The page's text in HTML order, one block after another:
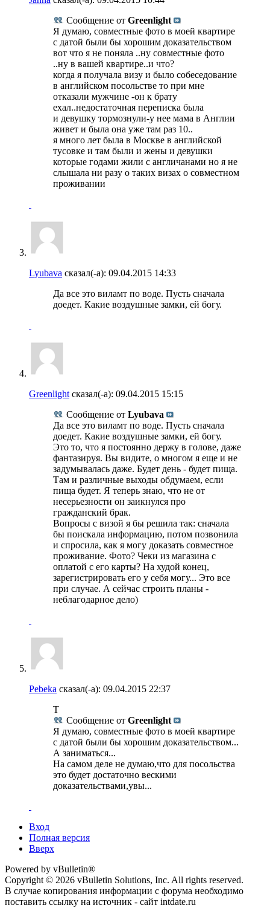
Сообщение от Greenlight
Я думаю, совместные фото в моей квартире
с датой были бы хорошим доказательством
вот что я не поняла ..ну совместные фото
..ну в вашей квартире..и что?
когда я получала визу и было собеседование
в английском посольстве то при мне
отказали мужчине -он к брату
ехал..недостаточная переписка была
и девушку тормознули-у нее мама в Англии
живет и была она уже там раз 10..
я много лет была в Москве в английской
тусовке и там были и жены и девушки
которые годами жили с англичанами но я не
слышала ни разу о таких визах о совместном
проживании
Lyubava сказал(-а): 09.04.2015 14:33
Да все это виламт по воде. Пусть сначала
доедет. Какие воздушные замки, ей богу.
Greenlight сказал(-а): 09.04.2015 15:15
Сообщение от Lyubava
Да все это виламт по воде. Пусть сначала
доедет. Какие воздушные замки, ей богу.
Это то, что я постоянно держу в голове, даже
фантазируя. Вы видите, о многом я еще и не
задумывалась даже. Будет день - будет пища.
Там и различные выходы обдумаем, если
пища будет. Я теперь знаю, что не от
несерьезности он заикнулся про
гражданский брак.
Вопросы с визой я бы решила так: сначала
бы поискала информацию, потом позвонила
и спросила, как я могу доказать совместное
проживание. Фото? Чеки из магазина с
оплатой с его карты? На худой конец,
зарегистрировать его у себя могу... Это все
при случае. А сейчас строить планы -
неблагодарное дело)
Pebeka сказал(-а): 09.04.2015 22:37
Т
Сообщение от Greenlight
Я думаю, совместные фото в моей квартире
с датой были бы хорошим доказательством...
А заниматься...
На самом деле не думаю,что для посольства
это будет достаточно вескими
доказательствами,увы...
Вход
Полная версия
Вверх
Powered by vBulletin®
Copyright © 2026 vBulletin Solutions, Inc. All rights reserved.
В случае копирования информации с форума необходимо
поставить ссылку на источник - сайт intdate.ru